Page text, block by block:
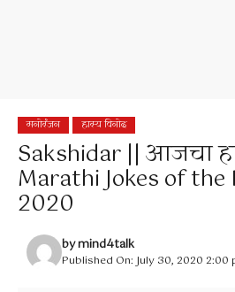
मनोरंजन हास्य विनोद
Sakshidar || आजचा
Marathi Jokes of the
2020
bymind4talk
Published On: July 30, 2020 2:00